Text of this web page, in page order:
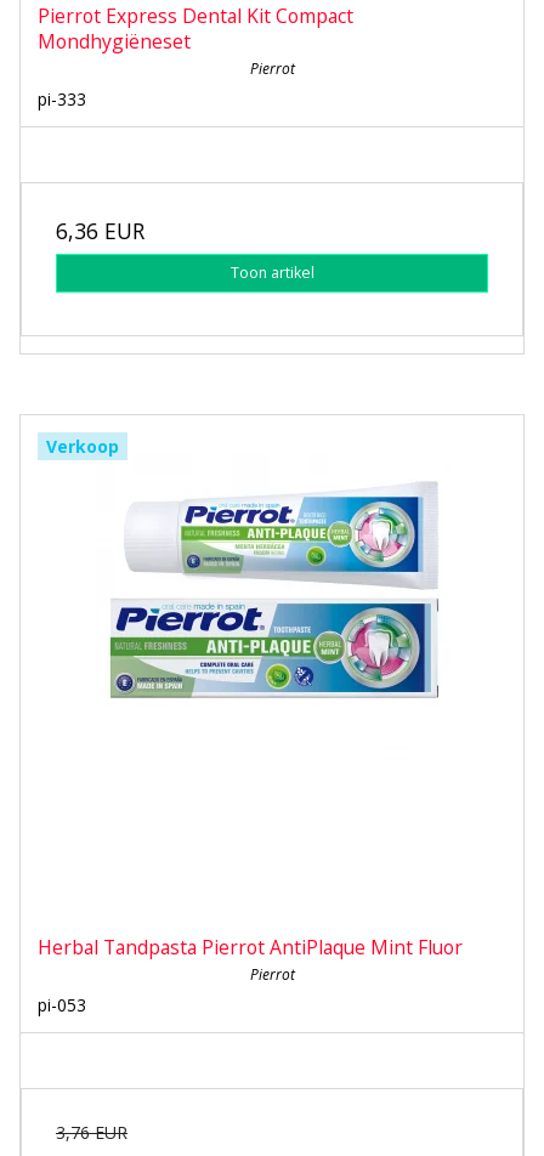
Pierrot Express Dental Kit Compact
Mondhygiëneset
Pierrot
pi-333
6,36 EUR
Toon artikel
Verkoop
Herbal Tandpasta Pierrot AntiPlaque Mint Fluor
Pierrot
pi-053
3,76 EUR